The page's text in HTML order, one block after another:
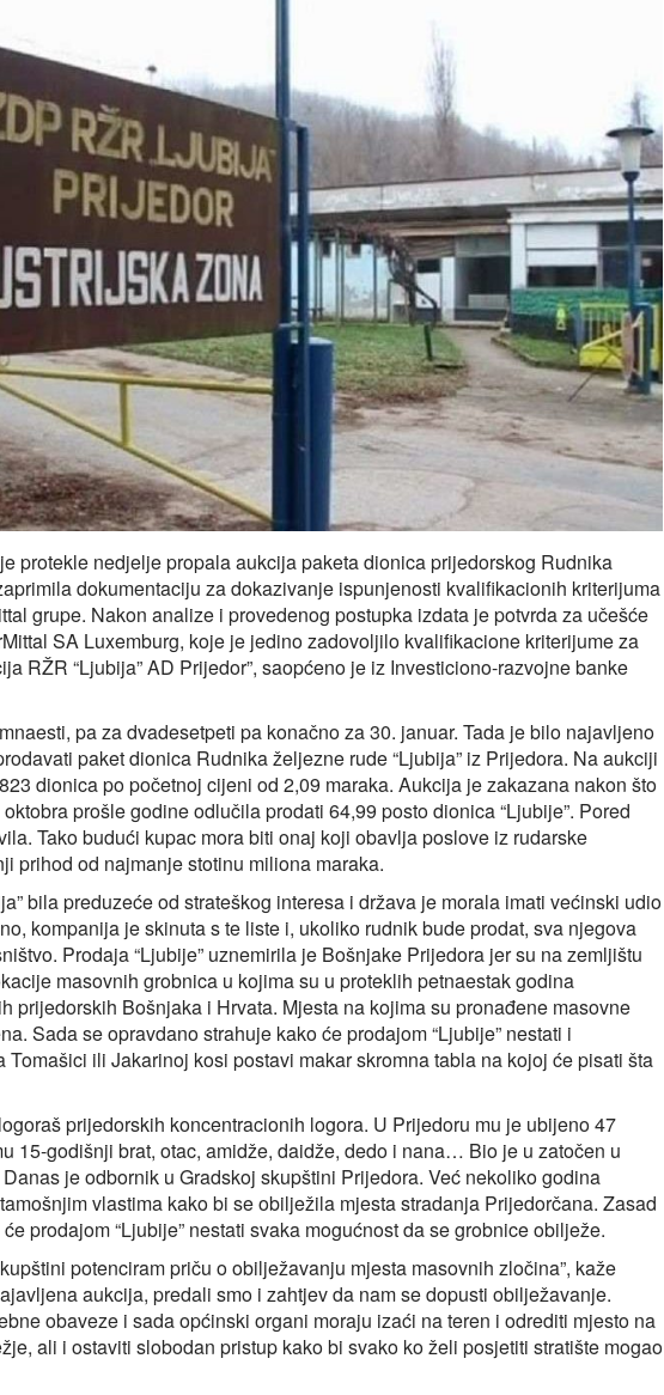
protekle nedjelje propala aukcija paketa dionica prijedorskog Rudnika
dokumentaciju za dokazivanje ispunjenosti kvalifikacionih kriterijuma
grupe. Nakon analize i provedenog postupka izdata je potvrda za učešće
SA Luxemburg, koje je jedino zadovoljilo kvalifikacione kriterijume za
RŽR “Ljubija” AD Prijedor”, saopćeno je iz Investiciono-razvojne banke
pa za dvadesetpeti pa konačno za 30. januar. Tada je bilo najavljeno
paket dionica Rudnika željezne rude “Ljubija” iz Prijedora. Na aukciji
dionica po početnoj cijeni od 2,09 maraka. Aukcija je zakazana nakon što
prošle godine odlučila prodati 64,99 posto dionica “Ljubije”. Pored
Tako budući kupac mora biti onaj koji obavlja poslove iz rudarske
prihod od najmanje stotinu miliona maraka.
bila preduzeće od strateškog interesa i država je morala imati većinski udio
kompanija je skinuta s te liste i, ukoliko rudnik bude prodat, sva njegova
Prodaja “Ljubije” uznemirila je Bošnjake Prijedora jer su na zemljištu
masovnih grobnica u kojima su u proteklih petnaestak godina
prijedorskih Bošnjaka i Hrvata. Mjesta na kojima su pronađene masovne
Sada se opravdano strahuje kako će prodajom “Ljubije” nestati i
ili Jakarinoj kosi postavi makar skromna tabla na kojoj će pisati šta
prijedorskih koncentracionih logora. U Prijedoru mu je ubijeno 47
15-godišnji brat, otac, amidže, daidže, dedo i nana… Bio je u zatočen u
je odbornik u Gradskoj skupštini Prijedora. Već nekoliko godina
vlastima kako bi se obilježila mjesta stradanja Prijedorčana. Zasad
prodajom “Ljubije” nestati svaka mogućnost da se grobnice obilježe.
potenciram priču o obilježavanju mjesta masovnih zločina”, kaže
aukcija, predali smo i zahtjev da nam se dopusti obilježavanje.
obaveze i sada općinski organi moraju izaći na teren i odrediti mjesto na
ali i ostaviti slobodan pristup kako bi svako ko želi posjetiti stratište mogao